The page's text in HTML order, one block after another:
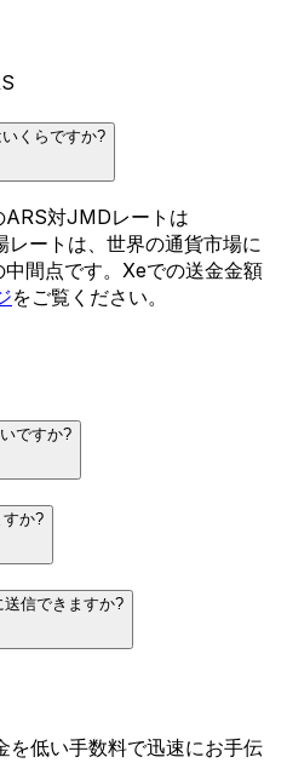
くらですか?
対JMDレートは
ートは、世界の通貨市場に
間点です。Xeでの送金金額
をご覧ください。
ですか?
か?
信できますか?
を低い手数料で迅速にお手伝